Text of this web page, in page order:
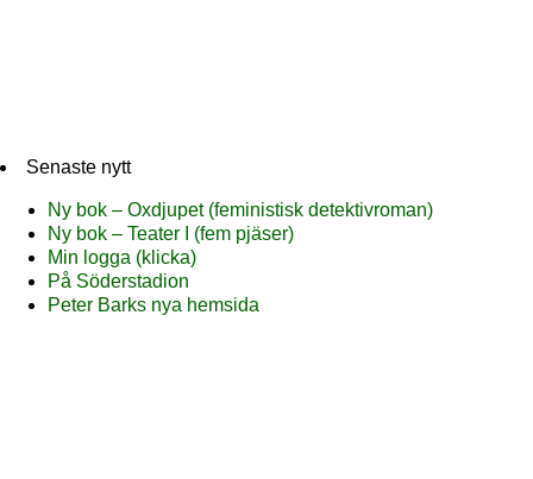
Senaste nytt
Ny bok – Oxdjupet (feministisk detektivroman)
Ny bok – Teater I (fem pjäser)
Min logga (klicka)
På Söderstadion
Peter Barks nya hemsida